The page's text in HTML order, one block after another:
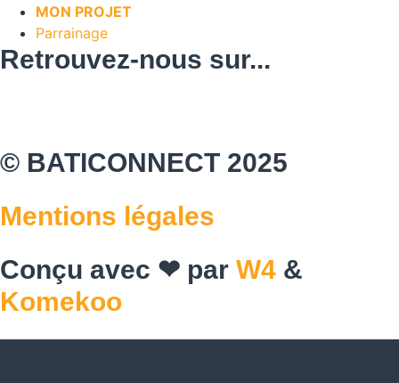
MON PROJET
Parrainage
Retrouvez-nous sur...
© BATICONNECT 2025
Mentions légales
Conçu avec ❤ par W4 &
Komekoo